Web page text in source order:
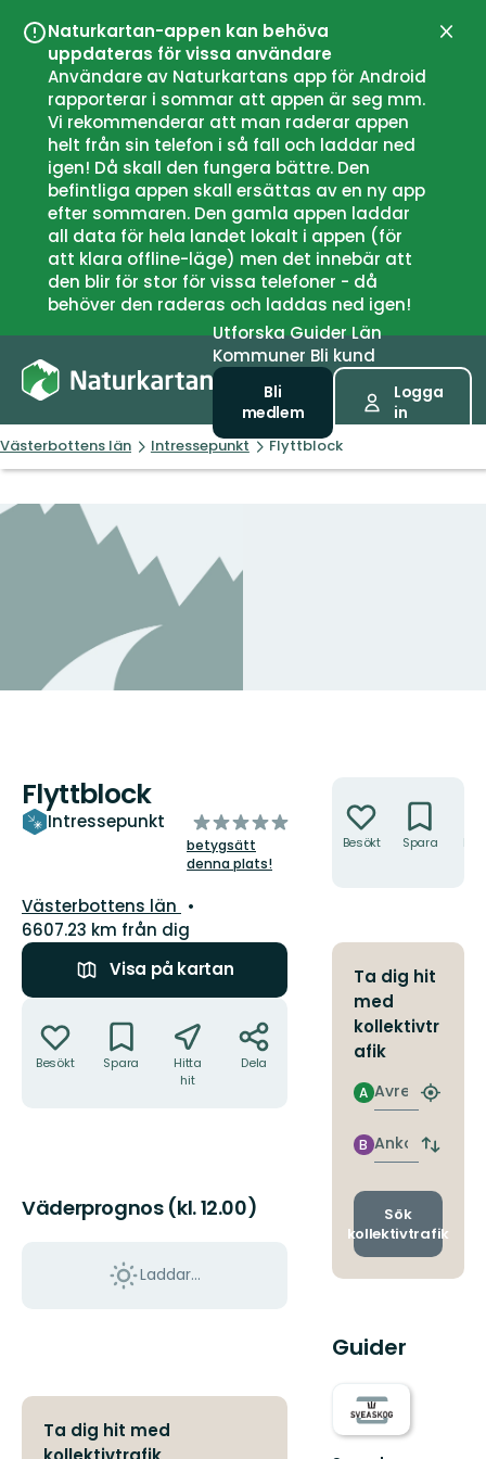
Naturkartan-appen kan behöva
uppdateras för vissa användare
Användare av Naturkartans app för Android
rapporterar i sommar att appen är seg mm.
Vi rekommenderar att man raderar appen
helt från sin telefon i så fall och laddar ned
igen! Då skall den fungera bättre. Den
befintliga appen skall ersättas av en ny app
efter sommaren. Den gamla appen laddar
all data för hela landet lokalt i appen (för
att klara offline-läge) men det innebär att
den blir för stor för vissa telefoner - då
behöver den raderas och laddas ned igen!
UtforskaGuiderLän
Kommuner Bli kund
Bli
medlem
Logga
in
Västerbottens län Intressepunkt Flyttblock
Flyttblock
Intressepunkt
av
5
stjärnor
betygsätt
denna plats!
Län:
Västerbottens län
6607.23 km från dig
Visa på kartan
Besökt Spara
Hitta
hit
Dela
Väderprognos (kl. 12.00)
Laddar...
Ta dig hit med
Besökt Spara
Ta dig hit
med
kollektivtr
afik
Avresa
A
Hitta
Ankomst
B
Byt
och
Sök
kollektivtrafik
Guider